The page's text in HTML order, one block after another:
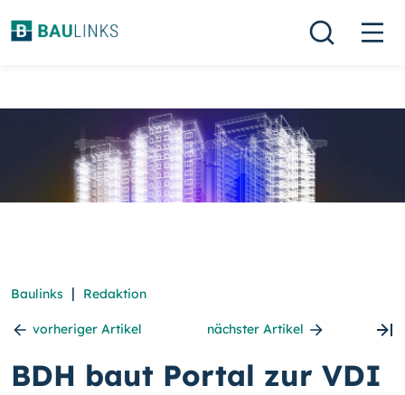
Baulinks | Redaktion
vorheriger Artikel nächster Artikel
BDH baut Portal zur VDI